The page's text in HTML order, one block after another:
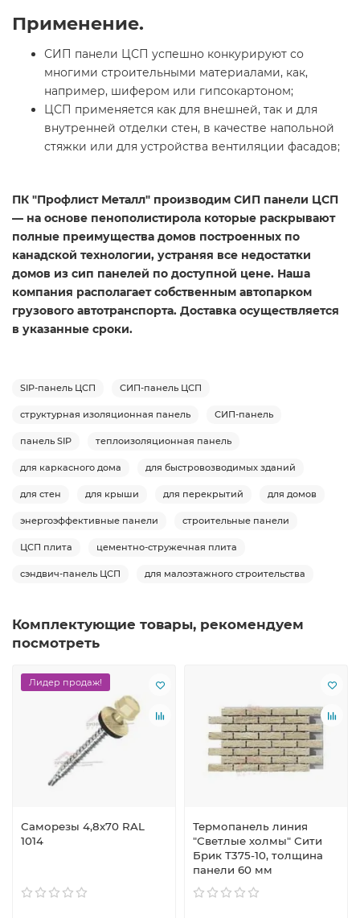
Применение.
СИП панели ЦСП успешно конкурируют со
многими строительными материалами, как,
например, шифером или гипсокартоном;
ЦСП применяется как для внешней, так и для
внутренней отделки стен, в качестве напольной
стяжки или для устройства вентиляции фасадов;
ПК "Профлист Металл" производим СИП панели ЦСП
— на основе пенополистирола которые раскрывают
полные преимущества домов построенных по
канадской технологии, устраняя все недостатки
домов из сип панелей по доступной цене. Наша
компания располагает собственным автопарком
грузового автотранспорта. Доставка осуществляется
в указанные сроки.
SIP-панель ЦСП СИП-панель ЦСП
структурная изоляционная панель СИП-панель
панель SIP теплоизоляционная панель
для каркасного дома для быстровозводимых зданий
для стен для крыши для перекрытий для домов
энергоэффективные панели строительные панели
ЦСП плита цементно-стружечная плита
сэндвич-панель ЦСП для малоэтажного строительства
Комплектующие товары, рекомендуем
посмотреть
Лидер продаж!
Саморезы 4,8х70 RAL
1014
Термопанель линия
"Светлые холмы" Сити
Брик Т375-10, толщина
панели 60 мм